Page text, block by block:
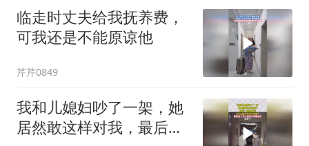
临走时丈夫给我抚养费，
可我还是不能原谅他
芹芹0849
我和儿媳妇吵了一架，她
居然敢这样对我，最后一